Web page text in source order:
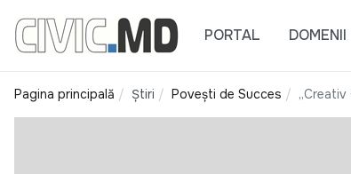
PORTAL DOMENII
Pagina principală Știri Povești de Succes